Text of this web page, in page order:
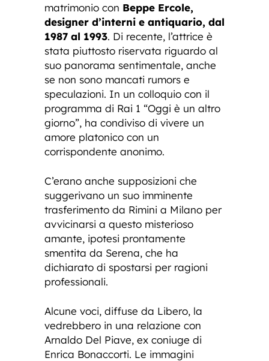
matrimonio con Beppe Ercole,
designer d’interni e antiquario, dal
1987 al 1993. Di recente, l’attrice è
stata piuttosto riservata riguardo al
suo panorama sentimentale, anche
se non sono mancati rumors e
speculazioni. In un colloquio con il
programma di Rai 1 “Oggi è un altro
giorno”, ha condiviso di vivere un
amore platonico con un
corrispondente anonimo.
C’erano anche supposizioni che
suggerivano un suo imminente
trasferimento da Rimini a Milano per
avvicinarsi a questo misterioso
amante, ipotesi prontamente
smentita da Serena, che ha
dichiarato di spostarsi per ragioni
professionali.
Alcune voci, diffuse da Libero, la
vedrebbero in una relazione con
Arnaldo Del Piave, ex coniuge di
Enrica Bonaccorti. Le immagini